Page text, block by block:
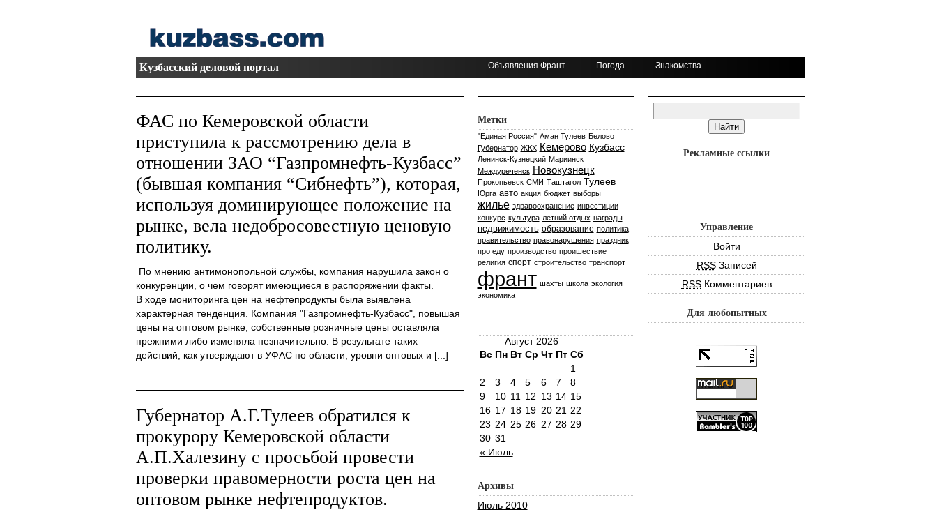
Кузбасский деловой портал Объявления Франт Погода Знакомства
ФАС по Кемеровской области
приступила к рассмотрению дела в
отношении ЗАО “Газпромнефть-Кузбасс”
(бывшая компания “Сибнефть”), которая,
используя доминирующее положение на
рынке, вела недобросовестную ценовую
политику.
По мнению антимонопольной службы, компания нарушила закон о
конкуренции, о чем говорят имеющиеся в распоряжении факты.
В ходе мониторинга цен на нефтепродукты была выявлена
характерная тенденция. Компания "Газпромнефть-Кузбасс", повышая
цены на оптовом рынке, собственные розничные цены оставляла
прежними либо изменяла незначительно. В результате таких
действий, как утверждают в УФАС по области, уровни оптовых и [...]
Губернатор А.Г.Тулеев обратился к
прокурору Кемеровской области
А.П.Халезину с просьбой провести
проверки правомерности роста цен на
оптовом рынке нефтепродуктов.
Метки
"Единая Россия" Аман Тулеев Белово
Губернатор ЖКХ Кемерово Кузбасс
Ленинск-Кузнецкий Мариинск
Междуреченск Новокузнецк
Прокопьевск СМИ Таштагол Тулеев
Юрга авто акция бюджет выборы
жилье здравоохранение инвестиции
конкурс культура летний отдых награды
недвижимость образование политика
правительство правонарушения праздник
про еду производство проишествие
религия спорт строительство транспорт
франт шахты школа экология
экономика
Август 2026
Вс Пн Вт Ср Чт Пт Сб
« Июль
1
2
3 4 5 6 7
8
9
10 11 12 13 14 15
16 17 18 19 20 21 22
23 24 25 26 27 28 29
30 31
Архивы
Июль 2010
Рекламные ссылки
Управление
Войти
RSSЗаписей
RSSКомментариев
Для любопытных